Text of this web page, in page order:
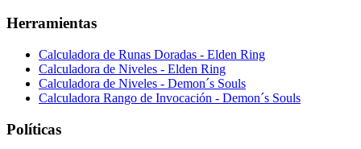
Herramientas
Calculadora de Runas Doradas - Elden Ring
Calculadora de Niveles - Elden Ring
Calculadora de Niveles - Demon´s Souls
Calculadora Rango de Invocación - Demon´s Souls
Políticas